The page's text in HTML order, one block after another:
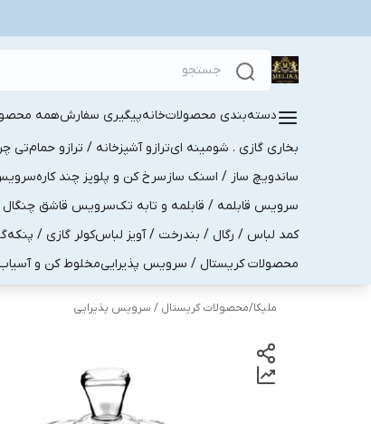
دسته‌بندی محصولاتخانهپیگیری سفارشهمه
بخاری گازی . شومینه ایترازو آشپزخانه / ترازو حمامتی
ساندویچ ساز / اسنک سازسرخ کن و پلوپز چند کارهسرویس
سرویس قابلمه / قابلمه و تابه تکسرویس قاشق چنگال
کمد لباس / رگال / بندرخت / آویز لباسکولر گازی / پنکه
محصولات کریستال / سرویس پذیراییمخلوط کن و
ملیکا/محصولات کریستال / سرویس پذیرایی